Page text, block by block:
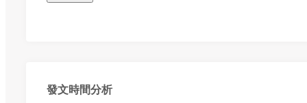
發文時間分析